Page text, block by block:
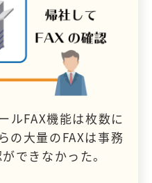
ルFAX機能は枚数に
の大量のFAXは事務
できなかった。